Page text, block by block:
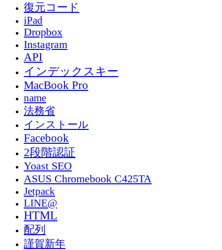
復元コード
iPad
Dropbox
Instagram
API
インデックスキー
MacBook Pro
name
法務省
インストール
Facebook
2段階認証
Yoast SEO
ASUS Chromebook C425TA
Jetpack
LINE@
HTML
配列
謹賀新年